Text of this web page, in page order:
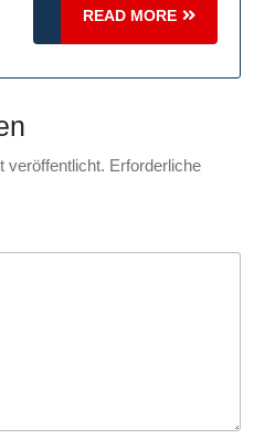
innovative
Karrieren
READ MORE
READ
MORE
veröffentlicht. Erforderliche